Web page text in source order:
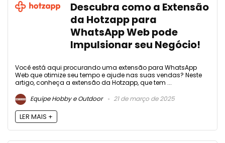
Descubra como a Extensão
da Hotzapp para
WhatsApp Web pode
Impulsionar seu Negócio!
Você está aqui procurando uma extensão para WhatsApp
Web que otimize seu tempo e ajude nas suas vendas? Neste
artigo, conheça a extensão da Hotzapp, que tem ...
Equipe Hobby e Outdoor
21 de março de 2025
LER MAIS +